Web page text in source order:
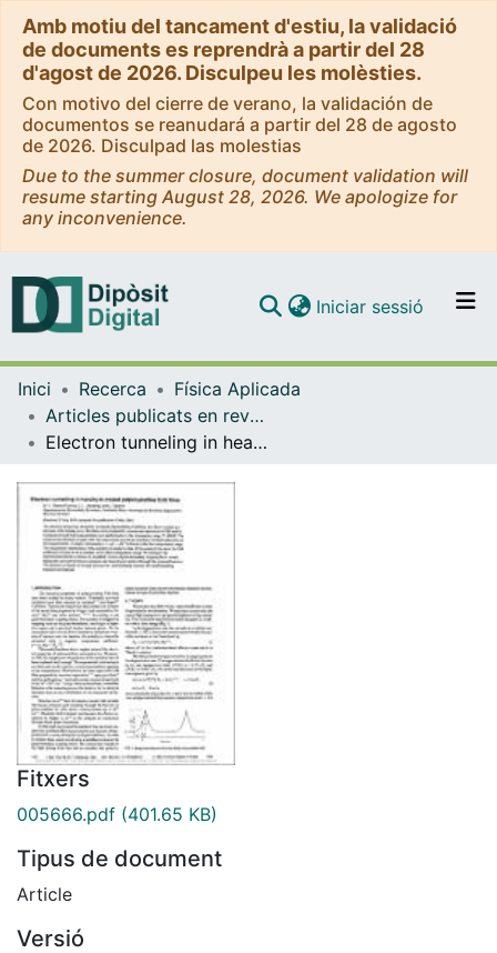
Amb motiu del tancament d'estiu, la validació
de documents es reprendrà a partir del 28
d'agost de 2026. Disculpeu les molèsties.
Con motivo del cierre de verano, la validación de
documentos se reanudará a partir del 28 de agosto
de 2026. Disculpad las molestias
Due to the summer closure, document validation will
resume starting August 28, 2026. We apologize for
any inconvenience.
Navega per tot el DD
Contacte
Iniciar sessió (current)
Inici Recerca
Física Aplicada
Articles publicats en revistes (Física Aplicada)
Electron tunneling in heavily In-doped polycrystalline CdS films
Fitxers
005666.pdf (401.65 KB)
Tipus de document
Article
Versió